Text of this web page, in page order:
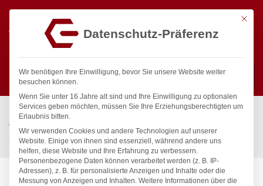
Suchen
Start / Gastronomiebedarf & Gastro Geräte für Profis
Wassertechnik
Wellnes
spa Kneipp’sche Garnitur 3/4″ Ø 27mm 3/4″ ÜM
Mit
Datenschutz-Präferenz
Wir benötigen Ihre Einwilligung, bevor Sie unsere Website weiter
besuchen können.
Wenn Sie unter 16 Jahre alt sind und Ihre Einwilligung zu optionalen
Services geben möchten, müssen Sie Ihre Erziehungsberechtigten um
Erlaubnis bitten.
Wir verwenden Cookies und andere Technologien auf unserer
Website. Einige von ihnen sind essenziell, während andere uns
helfen, diese Website und Ihre Erfahrung zu verbessern.
Personenbezogene Daten können verarbeitet werden (z. B. IP-
Adressen), z. B. für personalisierte Anzeigen und Inhalte oder die
Messung von Anzeigen und Inhalten. Weitere Informationen über die